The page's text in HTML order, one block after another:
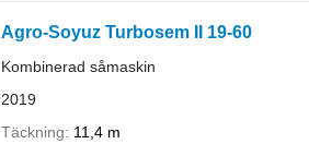
Agro-Soyuz Turbosem II 19-60
Kombinerad såmaskin
2019
Täckning
11,4 m